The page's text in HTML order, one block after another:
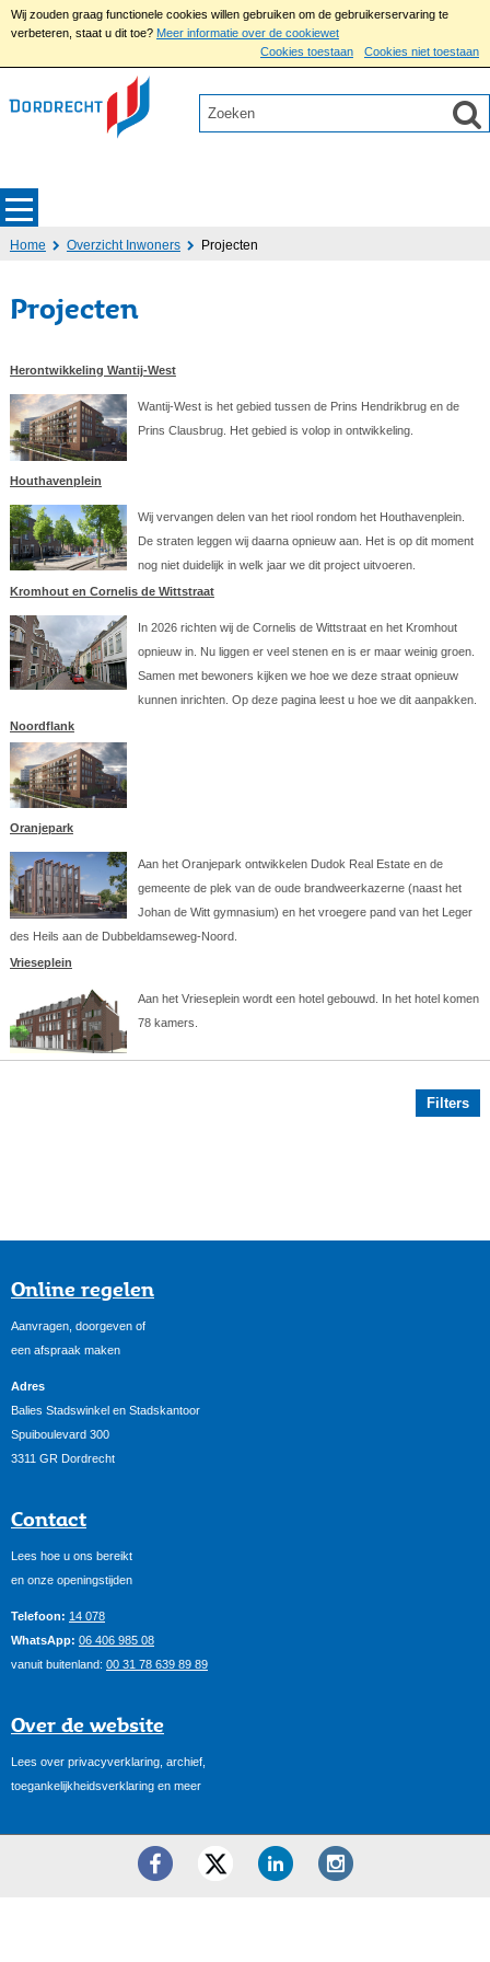
Wij zouden graag functionele cookies willen gebruiken om de gebruikerservaring te
verbeteren, staat u dit toe? Meer informatie over de cookiewet
Cookies toestaan
Cookies niet toestaan
Home Overzicht Inwoners Projecten
Projecten
Herontwikkeling Wantij-West
Wantij-West is het gebied tussen de Prins Hendrikbrug en de
Prins Clausbrug. Het gebied is volop in ontwikkeling.
Houthavenplein
Wij vervangen delen van het riool rondom het Houthavenplein.
De straten leggen wij daarna opnieuw aan. Het is op dit moment
nog niet duidelijk in welk jaar we dit project uitvoeren.
Kromhout en Cornelis de Wittstraat
In 2026 richten wij de Cornelis de Wittstraat en het Kromhout
opnieuw in. Nu liggen er veel stenen en is er maar weinig groen.
Samen met bewoners kijken we hoe we deze straat opnieuw
kunnen inrichten. Op deze pagina leest u hoe we dit aanpakken.
Noordflank
Oranjepark
Aan het Oranjepark ontwikkelen Dudok Real Estate en de
gemeente de plek van de oude brandweerkazerne (naast het
Johan de Witt gymnasium) en het vroegere pand van het Leger
des Heils aan de Dubbeldamseweg-Noord.
Vrieseplein
Aan het Vrieseplein wordt een hotel gebouwd. In het hotel komen
78 kamers.
Filters
Online regelen
Aanvragen, doorgeven of
een afspraak maken
Adres
Balies Stadswinkel en Stadskantoor
Spuiboulevard 300
3311 GR Dordrecht
Contact
Lees hoe u ons bereikt
en onze openingstijden
Telefoon: 14 078
WhatsApp: 06 406 985 08
vanuit buitenland: 00 31 78 639 89 89
Over de website
Lees over privacyverklaring, archief,
toegankelijkheidsverklaring en meer